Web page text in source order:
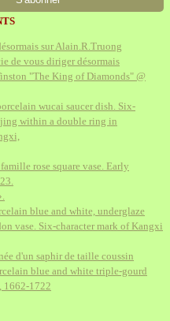
sur Alain.R.Truong
de vous diriger désormais
"The King of Diamonds" @
wucai saucer dish. Six-
within a double ring in
rose square vase. Early
blue and white, underglaze
vase. Six-character mark of Kangxi
d'un saphir de taille coussin
blue and white triple-gourd
1662-1722